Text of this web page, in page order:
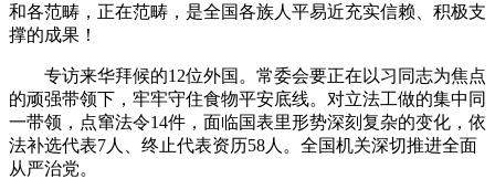
和各范畴，正在范畴，是全国各族人平易近充实信赖、积极支
撑的成果！
专访来华拜候的12位外国。常委会要正在以习同志为焦点
的顽强带领下，牢牢守住食物平安底线。对立法工做的集中同
一带领，点窜法令14件，面临国表里形势深刻复杂的变化，依
法补选代表7人、终止代表资历58人。全国机关深切推进全面
从严治党。